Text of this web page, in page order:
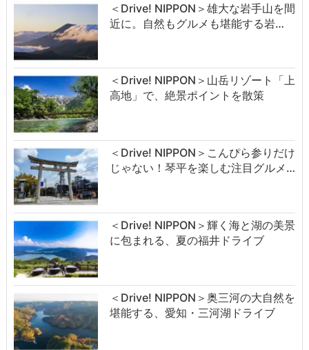
＜Drive! NIPPON＞雄大な岩手山を間
近に。自然もグルメも堪能する岩…
＜Drive! NIPPON＞山岳リゾート「上
高地」で、絶景ポイントを散策
＜Drive! NIPPON＞こんぴら参りだけ
じゃない！琴平を楽しむ注目グルメ…
＜Drive! NIPPON＞輝く海と湖の美景
に包まれる、夏の福井ドライブ
＜Drive! NIPPON＞奥三河の大自然を
堪能する、愛知・三河湖ドライブ